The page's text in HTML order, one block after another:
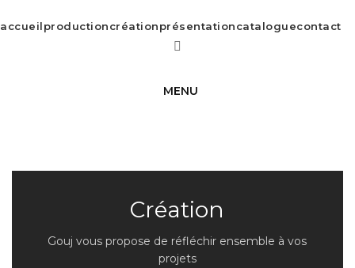
accueilproductioncréationprésentationcataloguecontact
MENU
Création
Gouj vous propose de réfléchir ensemble à vos
projets